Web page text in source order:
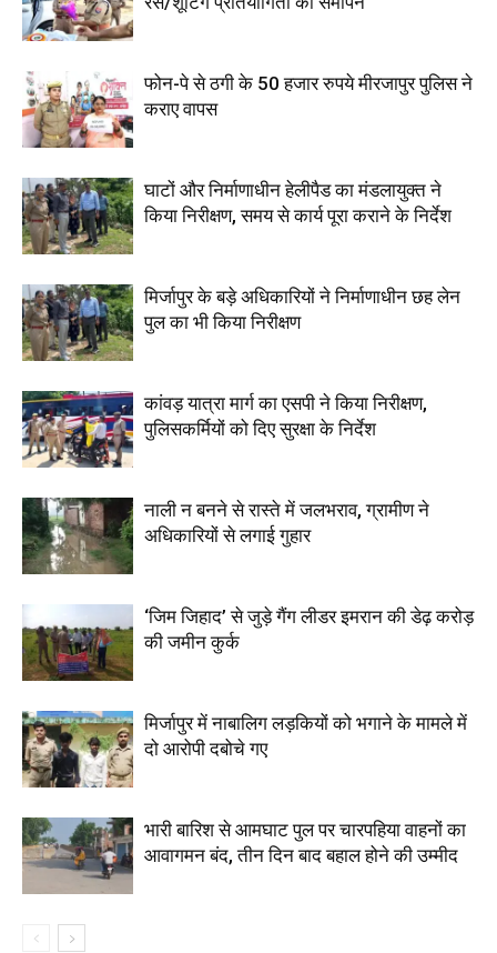
फोन-पे से ठगी के 50 हजार रुपये मीरजापुर पुलिस ने
कराए वापस
घाटों और निर्माणाधीन हेलीपैड का मंडलायुक्त ने
किया निरीक्षण, समय से कार्य पूरा कराने के निर्देश
मिर्जापुर के बड़े अधिकारियों ने निर्माणाधीन छह लेन
पुल का भी किया निरीक्षण
कांवड़ यात्रा मार्ग का एसपी ने किया निरीक्षण,
पुलिसकर्मियों को दिए सुरक्षा के निर्देश
नाली न बनने से रास्ते में जलभराव, ग्रामीण ने
अधिकारियों से लगाई गुहार
‘जिम जिहाद’ से जुड़े गैंग लीडर इमरान की डेढ़ करोड़
की जमीन कुर्क
मिर्जापुर में नाबालिग लड़कियों को भगाने के मामले में
दो आरोपी दबोचे गए
भारी बारिश से आमघाट पुल पर चारपहिया वाहनों का
आवागमन बंद, तीन दिन बाद बहाल होने की उम्मीद